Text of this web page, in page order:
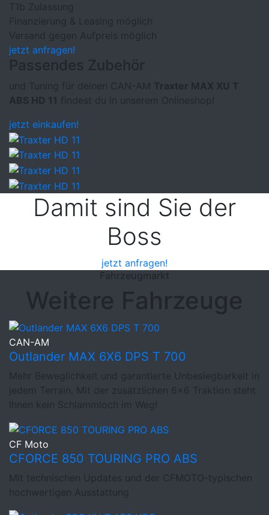
T1b Zulassung
Finanzierung & Leasing möglich
Versand gegen Aufpreis möglich
jetzt anfragen!
Passendes Zubehör
und Tuning für deinen CAN-AM
Traxter MAX XU T
ABS HD 11
findest du in unserem Onlineshop!
jetzt einkaufen!
Damit sind Sie der
Boss
jetzt anfragen!
Fahrzeugmarkt
Weitere Fahrzeuge
CAN-AM
Outlander MAX 6X6 DPS T 700
Mehr Beweglichkeit und garantierte Unbesiegbarkeit in
jedem Terrain. Mit der zusätzlichen 6x6 Traktion steht
Ihnen kein Schlammloch im Weg!
CF Moto
CFORCE 850 TOURING PRO ABS
Mit technischen Updates und der CFMOTO-typischen
hochwertigen Ausstattung